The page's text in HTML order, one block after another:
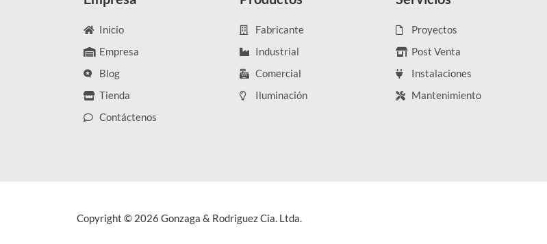
Inicio
Empresa
Blog
Tienda
Contáctenos
Fabricante
Industrial
Comercial
Iluminación
Proyectos
Post Venta
Instalaciones
Mantenimiento
Copyright © 2026 Gonzaga & Rodriguez Cia. Ltda.